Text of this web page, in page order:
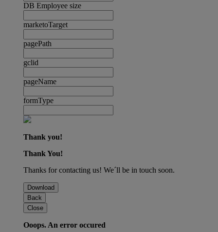
DB Employee size
marketoTarget
pagePath
gclid
pageName
formType
Thank you!
Thank You!
Thanks for contacting us! We´ll be in touch soon.
Download
Back
Close
Ooops. An error occured